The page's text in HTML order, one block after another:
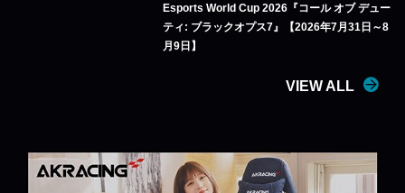
Esports World Cup 2026『コール オブ デュー
ティ: ブラックオプス7』【2026年7月31日～8
月9日】
VIEW ALL